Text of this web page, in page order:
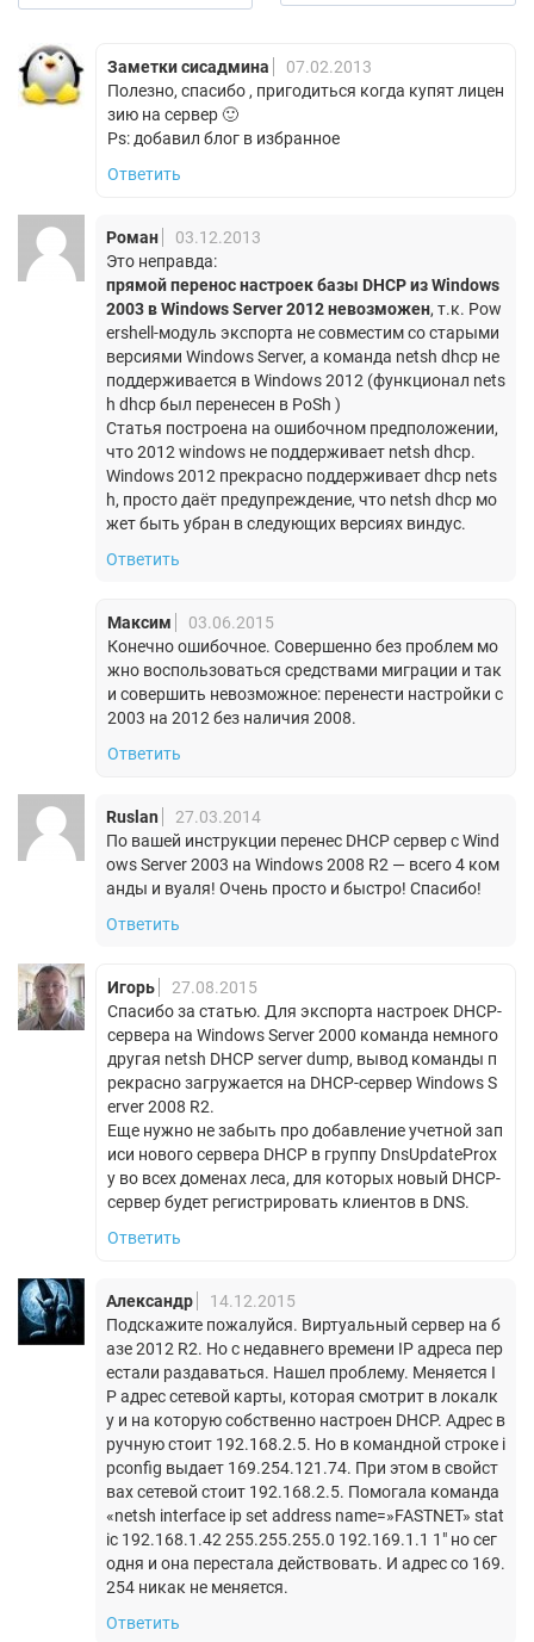
Заметки сисадмина
07.02.2013
Полезно, спасибо , пригодиться когда купят лицен
зию на сервер 🙂
Ps: добавил блог в избранное
Ответить
Роман
03.12.2013
Это неправда:
прямой перенос настроек базы DHCP из Windows
2003 в Windows Server 2012 невозможен, т.к. Pow
ershell-модуль экспорта не совместим со старыми
версиями Windows Server, а команда netsh dhcp не
поддерживается в Windows 2012 (функционал nets
h dhcp был перенесен в PoSh )
Статья построена на ошибочном предположении,
что 2012 windows не поддерживает netsh dhcp.
Windows 2012 прекрасно поддерживает dhcp nets
h, просто даёт предупреждение, что netsh dhcp мо
жет быть убран в следующих версиях виндус.
Ответить
Максим
03.06.2015
Конечно ошибочное. Совершенно без проблем мо
жно воспользоваться средствами миграции и так
и совершить невозможное: перенести настройки с
2003 на 2012 без наличия 2008.
Ответить
Ruslan
27.03.2014
По вашей инструкции перенес DHCP сервер с Wind
ows Server 2003 на Windows 2008 R2 — всего 4 ком
анды и вуаля! Очень просто и быстро! Спасибо!
Ответить
Игорь
27.08.2015
Спасибо за статью. Для экспорта настроек DHCP-
сервера на Windows Server 2000 команда немного
другая netsh DHCP server dump, вывод команды п
рекрасно загружается на DHCP-сервер Windows S
erver 2008 R2.
Еще нужно не забыть про добавление учетной зап
иси нового сервера DHCP в группу DnsUpdateProx
y во всех доменах леса, для которых новый DHCP-
сервер будет регистрировать клиентов в DNS.
Ответить
Александр
14.12.2015
Подскажите пожалуйся. Виртуальный сервер на б
азе 2012 R2. Но с недавнего времени IP адреса пер
естали раздаваться. Нашел проблему. Меняется I
P адрес сетевой карты, которая смотрит в локалк
у и на которую собственно настроен DHCP. Адрес в
ручную стоит 192.168.2.5. Но в командной строке i
pconfig выдает 169.254.121.74. При этом в свойст
вах сетевой стоит 192.168.2.5. Помогала команда
«netsh interface ip set address name=»FASTNET» stat
ic 192.168.1.42 255.255.255.0 192.169.1.1 1″ но сег
одня и она перестала действовать. И адрес со 169.
254 никак не меняется.
Ответить